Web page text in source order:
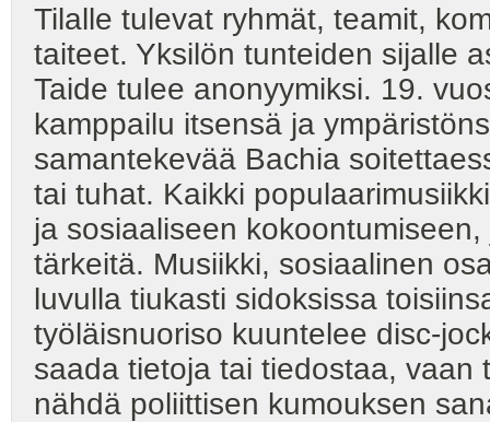
Tilalle tulevat ryhmät, teamit,
taiteet. Yksilön tunteiden sijalle
Taide tulee anonyymiksi. 19.
kamppailu itsensä ja
samantekevää Bachia
tai tuhat. Kaikki
ja sosiaaliseen
tärkeitä. Musiikki, sosiaalinen
luvulla tiukasti sidoksissa
työläisnuoriso kuuntelee disc-
saada tietoja tai tiedostaa, vaan
nähdä poliittisen kumouksen